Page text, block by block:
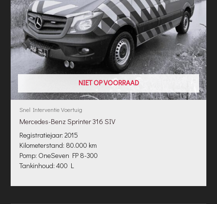
NIET OP VOORRAAD
Snel Interventie Voertuig
Mercedes-Benz Sprinter 316 SIV
Registratiejaar: 2015
Kilometerstand: 80.000 km
Pomp: OneSeven FP 8-300
Tankinhoud: 400 L